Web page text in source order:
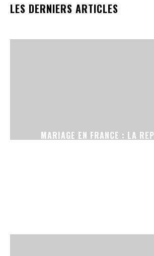
LES DERNIERS ARTICLES
MARIAGE EN FRANCE : LA